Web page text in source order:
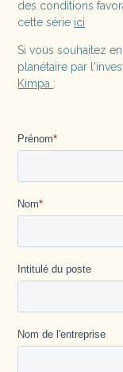
des conditions
cette série ici
Si vous souhaitez
planétaire par
Kimpa :